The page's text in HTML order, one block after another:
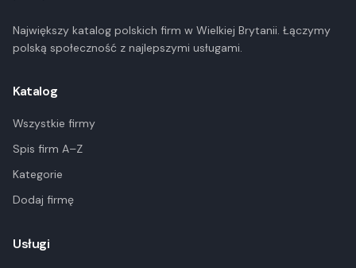
Największy katalog polskich firm w Wielkiej Brytanii. Łączymy
polską społeczność z najlepszymi usługami.
Katalog
Wszystkie firmy
Spis firm A–Z
Kategorie
Dodaj firmę
Usługi